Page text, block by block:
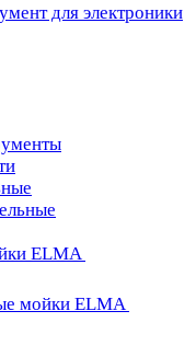
для электроники
ELMA
мойки ELMA